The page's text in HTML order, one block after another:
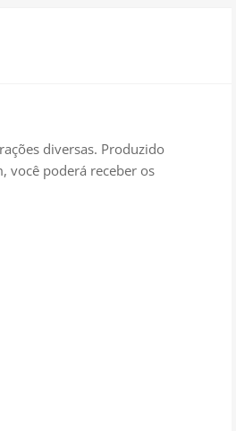
diversas. Produzido
você poderá receber os